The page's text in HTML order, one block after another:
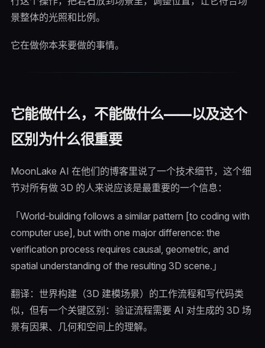
景整体的光照和比例。
它在做你本来要做的事情。
它能做什么，不能做什么——以及这个
区别为什么很重要
MoonLake AI 在他们的博客里说了一个技术细节，这个细
节对所有做 3D 的人来说应该是最重要的一个信息：
「World-building follows a similar pattern [to coding with
computer use], but with one major difference: the
verification process requires causal, geometric, and
spatial understanding of the resulting 3D scene.」
翻译：世界构建（3D 建模场景）的工作流程和写代码类
似，但有一个关键区别：验证流程需要 AI 对生成的 3D 场
景有因果、几何和空间上的理解。